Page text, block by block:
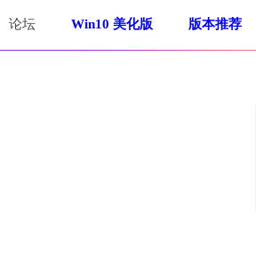
论坛 Win10 美化版 版本推荐